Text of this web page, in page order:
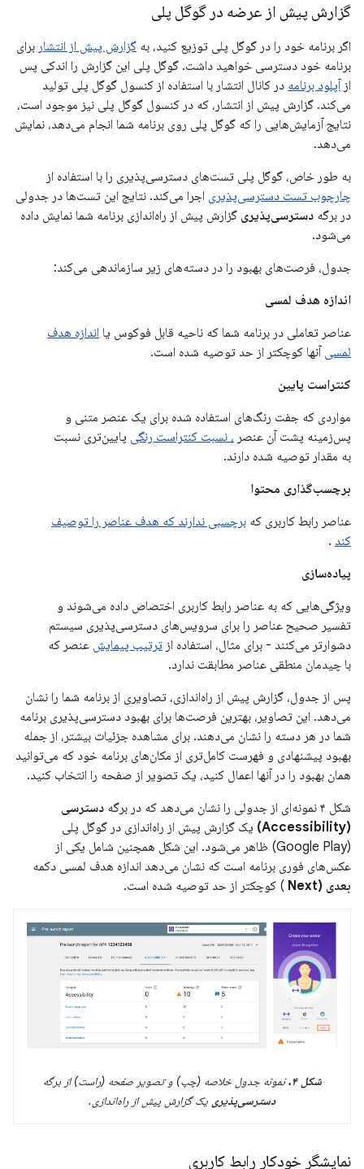
گزارش پیش از عرضه در گوگل پلی
اگر برنامه خود را در گوگل پلی توزیع کنید، به گزارش پیش از انتشار برای
برنامه خود دسترسی خواهید داشت. گوگل پلی این گزارش را اندکی پس
ازآپلود برنامه در کانال انتشار با استفاده از کنسول گوگل پلی تولید
می‌کند. گزارش پیش از انتشار، که در کنسول گوگل پلی نیز موجود است،
نتایج آزمایش‌هایی را که گوگل پلی روی برنامه شما انجام می‌دهد، نمایش
می‌دهد.
به طور خاص، گوگل پلی تست‌های دسترسی‌پذیری را با استفاده از
چارچوب تست دسترسی‌پذیری اجرا می‌کند. نتایج این تست‌ها در جدولی
در برگه دسترسی‌پذیری گزارش پیش از راه‌اندازی برنامه شما نمایش داده
می‌شود.
جدول، فرصت‌های بهبود را در دسته‌های زیر سازماندهی می‌کند:
اندازه هدف لمسی
عناصر تعاملی در برنامه شما که ناحیه قابل فوکوس یا اندازه هدف
لمسی آنها کوچکتر از حد توصیه شده است.
کنتراست پایین
مواردی که جفت رنگ‌های استفاده شده برای یک عنصر متنی و
پس‌زمینه پشت آن عنصر ، نسبت کنتراست رنگی پایین‌تری نسبت
به مقدار توصیه شده دارند.
برچسب‌گذاری محتوا
عناصر رابط کاربری که برچسبی ندارند که هدف عناصر را توصیف
کند .
پیاده‌سازی
ویژگی‌هایی که به عناصر رابط کاربری اختصاص داده می‌شوند و
تفسیر صحیح عناصر را برای سرویس‌های دسترسی‌پذیری سیستم
دشوارتر می‌کنند - برای مثال، استفاده از ترتیب پیمایش عنصر که
با چیدمان منطقی عناصر مطابقت ندارد.
پس از جدول، گزارش پیش از راه‌اندازی، تصاویری از برنامه شما را نشان
می‌دهد. این تصاویر، بهترین فرصت‌ها برای بهبود دسترسی‌پذیری برنامه
شما در هر دسته را نشان می‌دهند. برای مشاهده جزئیات بیشتر، از جمله
بهبود پیشنهادی و فهرست کامل‌تری از مکان‌های برنامه خود که می‌توانید
همان بهبود را در آنها اعمال کنید، یک تصویر از صفحه را انتخاب کنید.
شکل ۴ نمونه‌ای از جدولی را نشان می‌دهد که در برگه
دسترسی
(Accessibility)
یک گزارش پیش از راه‌اندازی در گوگل پلی
(Google Play) ظاهر می‌شود. این شکل همچنین شامل یکی از
عکس‌های فوری برنامه است که نشان می‌دهد اندازه هدف لمسی دکمه
بعدی (Next
) کوچکتر از حد توصیه شده است.
شکل ۴.
نمونه جدول خلاصه (چپ) و تصویر صفحه (راست) از برگه
دسترسی‌پذیری یک گزارش پیش از راه‌اندازی.
نمایشگر خودکار رابط کاربری